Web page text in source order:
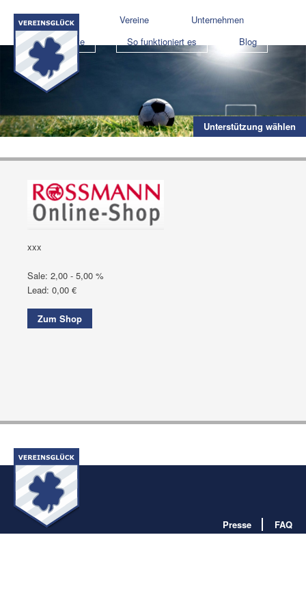
Shops Vereine
Unternehmen
Projekte
So funktioniert es Blog
Unterstützung wählen
xxx
Sale: 2,00 - 5,00 %
Lead: 0,00 €
Zum Shop
Presse
FAQ